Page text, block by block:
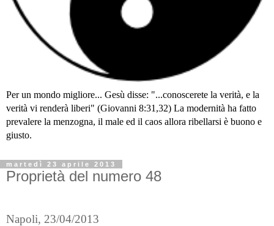
Per un mondo migliore... Gesù disse: "...conoscerete la verità, e la
verità vi renderà liberi" (Giovanni 8:31,32) La modernità ha fatto
prevalere la menzogna, il male ed il caos allora ribellarsi è buono e
giusto.
martedì 23 aprile 2013
Proprietà del numero 48
Napoli, 23/04/2013